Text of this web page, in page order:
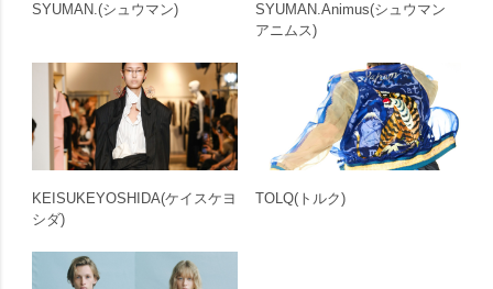
SYUMAN.(シュウマン) SYUMAN.Animus(シュウマン
アニムス)
KEISUKEYOSHIDA(ケイスケヨ
シダ)
TOLQ(トルク)